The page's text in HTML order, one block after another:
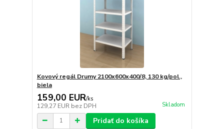
Kovový regál Drumy 2100x600x400/8, 130 kg/pol.,
biela
159,00 EUR/ks
129,27 EUR bez DPH Skladom
Pridať do košíka